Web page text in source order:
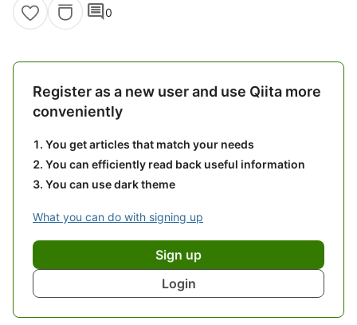
comment0
Register as a new user and use Qiita more
conveniently
You get articles that match your needs
You can efficiently read back useful information
You can use dark theme
What you can do with signing up
Sign up
Login